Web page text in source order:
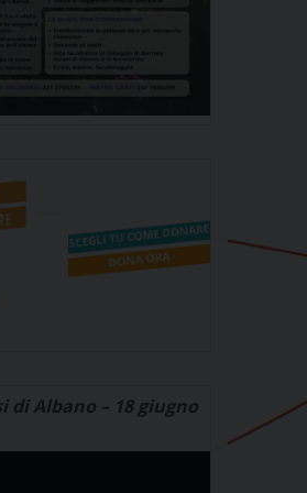
di Albano – 18 giugno